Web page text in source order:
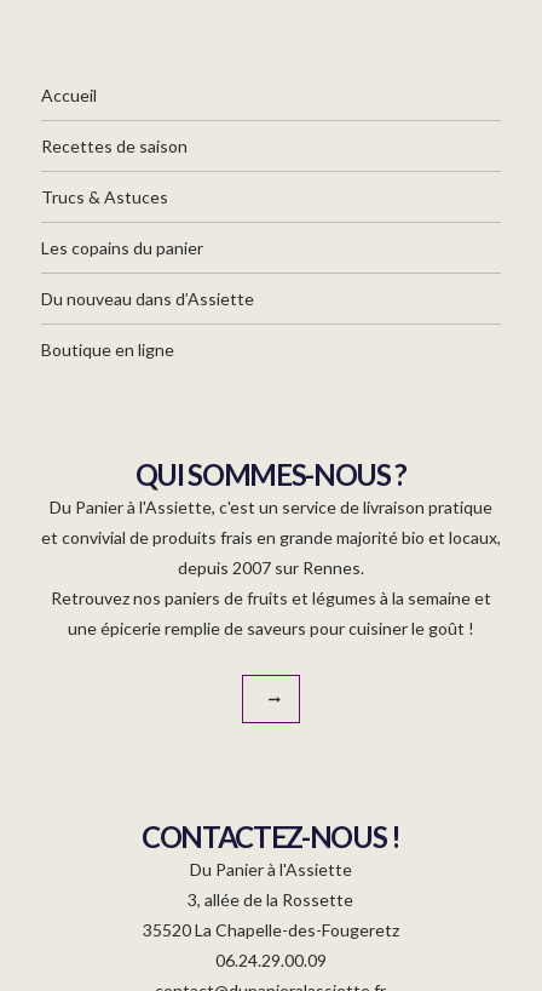
Accueil
Recettes de saison
Trucs & Astuces
Les copains du panier
Du nouveau dans d’Assiette
Boutique en ligne
QUI SOMMES-NOUS ?
Du Panier à l'Assiette, c'est un service de livraison pratique
et convivial de produits frais en grande majorité bio et locaux,
depuis 2007 sur Rennes.
Retrouvez nos paniers de fruits et légumes à la semaine et
une épicerie remplie de saveurs pour cuisiner le goût !
CONTACTEZ-NOUS !
Du Panier à l'Assiette
3, allée de la Rossette
35520 La Chapelle-des-Fougeretz
06.24.29.00.09